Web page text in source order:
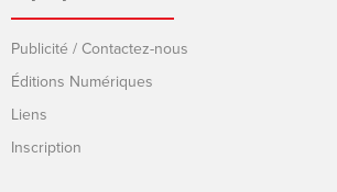
Publicité / Contactez-nous
Éditions Numériques
Liens
Inscription